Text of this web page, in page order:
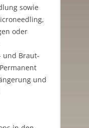
sowie
oder
und Braut-
und